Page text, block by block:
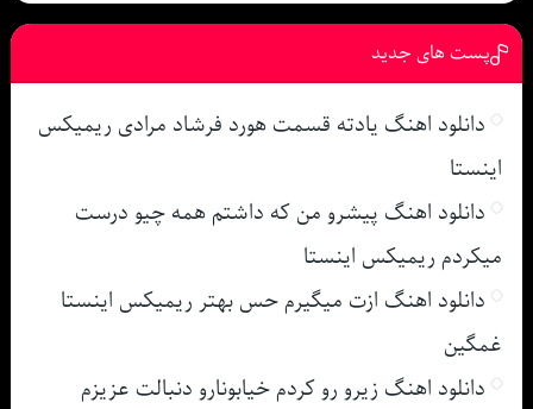
پست های جدید
دانلود اهنگ یادته قسمت هورد فرشاد مرادی ریمیکس
اینستا
دانلود اهنگ پیشرو من که داشتم همه چیو درست
میکردم ریمیکس اینستا
دانلود اهنگ ازت میگیرم حس بهتر ریمیکس اینستا
غمگین
دانلود اهنگ زیرو رو کردم خیابونارو دنبالت عزیزم